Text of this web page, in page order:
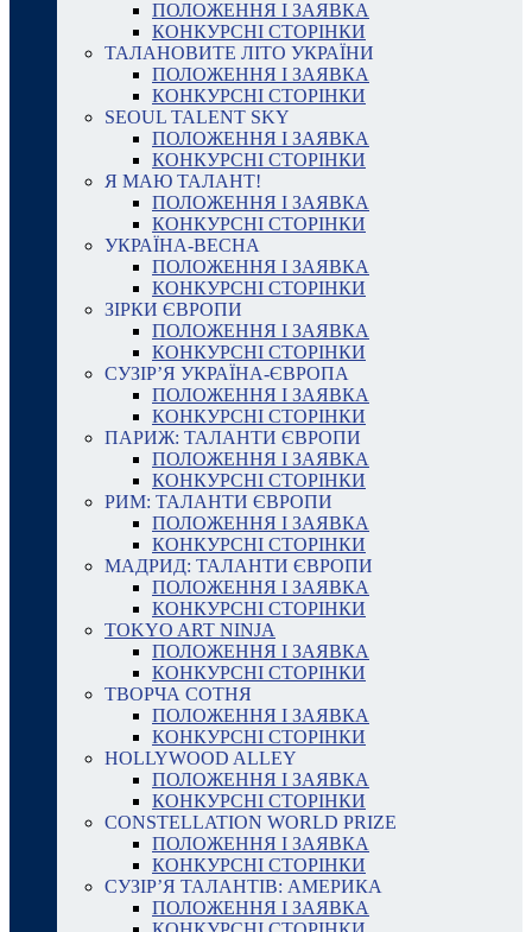
ПОЛОЖЕННЯ І ЗАЯВКА
КОНКУРСНІ СТОРІНКИ
ТАЛАНОВИТЕ ЛІТО УКРАЇНИ
ПОЛОЖЕННЯ І ЗАЯВКА
КОНКУРСНІ СТОРІНКИ
SEOUL TALENT SKY
ПОЛОЖЕННЯ І ЗАЯВКА
КОНКУРСНІ СТОРІНКИ
Я МАЮ ТАЛАНТ!
ПОЛОЖЕННЯ І ЗАЯВКА
КОНКУРСНІ СТОРІНКИ
УКРАЇНА-ВЕСНА
ПОЛОЖЕННЯ І ЗАЯВКА
КОНКУРСНІ СТОРІНКИ
ЗІРКИ ЄВРОПИ
ПОЛОЖЕННЯ І ЗАЯВКА
КОНКУРСНІ СТОРІНКИ
СУЗІР’Я УКРАЇНА-ЄВРОПА
ПОЛОЖЕННЯ І ЗАЯВКА
КОНКУРСНІ СТОРІНКИ
ПАРИЖ: ТАЛАНТИ ЄВРОПИ
ПОЛОЖЕННЯ І ЗАЯВКА
КОНКУРСНІ СТОРІНКИ
РИМ: ТАЛАНТИ ЄВРОПИ
ПОЛОЖЕННЯ І ЗАЯВКА
КОНКУРСНІ СТОРІНКИ
МАДРИД: ТАЛАНТИ ЄВРОПИ
ПОЛОЖЕННЯ І ЗАЯВКА
КОНКУРСНІ СТОРІНКИ
TOKYO ART NINJA
ПОЛОЖЕННЯ І ЗАЯВКА
КОНКУРСНІ СТОРІНКИ
ТВОРЧА СОТНЯ
ПОЛОЖЕННЯ І ЗАЯВКА
КОНКУРСНІ СТОРІНКИ
HOLLYWOOD ALLEY
ПОЛОЖЕННЯ І ЗАЯВКА
КОНКУРСНІ СТОРІНКИ
CONSTELLATION WORLD PRIZE
ПОЛОЖЕННЯ І ЗАЯВКА
КОНКУРСНІ СТОРІНКИ
СУЗІР’Я ТАЛАНТІВ: АМЕРИКА
ПОЛОЖЕННЯ І ЗАЯВКА